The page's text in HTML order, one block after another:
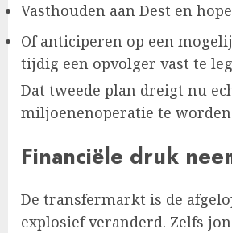
Vasthouden aan Dest en
Of anticiperen op een
tijdig een opvolger vast te
Dat tweede plan dreigt nu
miljoenenoperatie te
Financiële druk
De transfermarkt is de
explosief veranderd. Zelfs